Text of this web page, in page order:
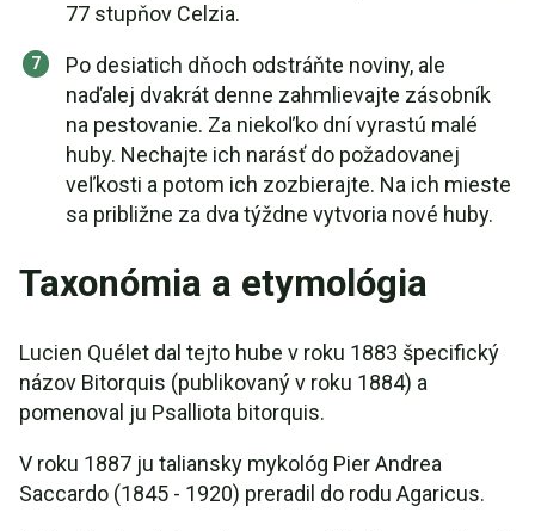
77 stupňov Celzia.
Po desiatich dňoch odstráňte noviny, ale
naďalej dvakrát denne zahmlievajte zásobník
na pestovanie. Za niekoľko dní vyrastú malé
huby. Nechajte ich narásť do požadovanej
veľkosti a potom ich zozbierajte. Na ich mieste
sa približne za dva týždne vytvoria nové huby.
Taxonómia a etymológia
Lucien Quélet dal tejto hube v roku 1883 špecifický
názov Bitorquis (publikovaný v roku 1884) a
pomenoval ju Psalliota bitorquis.
V roku 1887 ju taliansky mykológ Pier Andrea
Saccardo (1845 - 1920) preradil do rodu Agaricus.